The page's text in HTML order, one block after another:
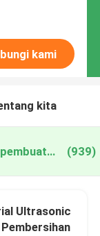
kami
kita
industrial ultrasonic transducer pembuatan online (939)
Ultrasonic